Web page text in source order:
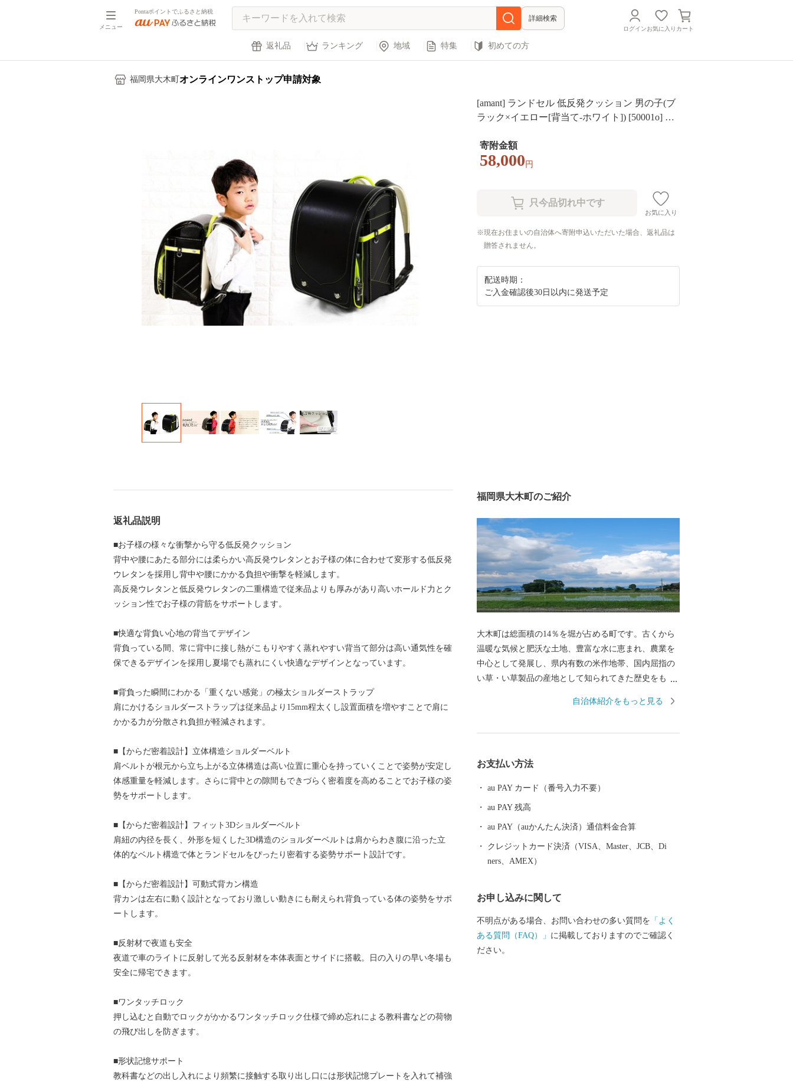
メニュー
Pontaポイントでふるさと納税
詳細検索
ログインお気に入り カート
返礼品 ランキング 地域 特集 初めての方
福岡県大木町 オンラインワンストップ申請対象
[amant] ランドセル 低反発クッション 男の子(ブ
ラック×イエロー[背当て-ホワイト]) [50001o] AY
寄附金額
58,000 円
お気に入り
現在お住まいの自治体へ寄附申込いただいた場合、返礼品は
贈答されません。
配送時期：
ご入金確認後30日以内に発送予定
返礼品説明
■お子様の様々な衝撃から守る低反発クッション
背中や腰にあたる部分には柔らかい高反発ウレタンとお子様の体に合わせて変形する低反発
ウレタンを採用し背中や腰にかかる負担や衝撃を軽減します。
高反発ウレタンと低反発ウレタンの二重構造で従来品よりも厚みがあり高いホールド力とク
ッション性でお子様の背筋をサポートします。
■快適な背負い心地の背当てデザイン
背負っている間、常に背中に接し熱がこもりやすく蒸れやすい背当て部分は高い通気性を確
保できるデザインを採用し夏場でも蒸れにくい快適なデザインとなっています。
■背負った瞬間にわかる「重くない感覚」の極太ショルダーストラップ
肩にかけるショルダーストラップは従来品より15mm程太くし設置面積を増やすことで肩に
かかる力が分散され負担が軽減されます。
■【からだ密着設計】立体構造ショルダーベルト
肩ベルトが根元から立ち上がる立体構造は高い位置に重心を持っていくことで姿勢が安定し
体感重量を軽減します。さらに背中との隙間もできづらく密着度を高めることでお子様の姿
勢をサポートします。
■【からだ密着設計】フィット3Dショルダーベルト
肩紐の内径を長く、外形を短くした3D構造のショルダーベルトは肩からわき腹に沿った立
体的なベルト構造で体とランドセルをぴったり密着する姿勢サポート設計です。
■【からだ密着設計】可動式背カン構造
背カンは左右に動く設計となっており激しい動きにも耐えられ背負っている体の姿勢をサポ
ートします。
■反射材で夜道も安全
夜道で車のライトに反射して光る反射材を本体表面とサイドに搭載。日の入りの早い冬場も
安全に帰宅できます。
■ワンタッチロック
押し込むと自動でロックがかかるワンタッチロック仕様で締め忘れによる教科書などの荷物
の飛び出しを防ぎます。
■形状記憶サポート
教科書などの出し入れにより頻繁に接触する取り出し口には形状記憶プレートを入れて補強
福岡県大木町のご紹介
大木町は総面積の14％を堀が占める町です。古くから
温暖な気候と肥沃な土地、豊富な水に恵まれ、農業を
中心として発展し、県内有数の米作地帯、国内屈指の
い草・い草製品の産地として知られてきた歴史をもっ
す「食の景観」が広がっています。近年では、イチゴ
自治体紹介をもっと見る
お支払い方法
au PAY カード（番号入力不要）
au PAY 残高
au PAY（auかんたん決済）通信料金合算
クレジットカード決済（VISA、Master、JCB、Di
ners、AMEX）
お申し込みに関して
不明点がある場合、お問い合わせの多い質問を 「よく
ある質問（FAQ）」 に掲載しておりますのでご確認く
ださい。